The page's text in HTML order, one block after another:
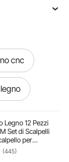
cnc
Legno 12 Pezzi
Set di Scalpelli
per
Intaglio Del
in Legno
(445)